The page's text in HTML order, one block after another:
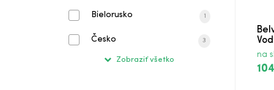
Nicolaus Extra Jemná Vodka
Nemiroff Delikat Vodka
Bielorusko 1
Česko 3
Zobraziť všetko
na